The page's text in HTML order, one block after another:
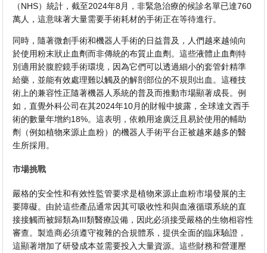
（NHS）統計，截至2024年8月，非緊急治療的候診名單已達760
萬人，這意味著大量需要手術耗材的手術正在等待進行。
同時，隨著微創手術和機器人手術的日益普及，人們越來越傾向
於使用粉末狀止血劑而非傳統的布質止血劑。這些液體止血劑特
別適用於腹腔鏡手術環境，因為它們可以透過細小的套管針精準
給藥，並能有效處理難以觸及的解剖部位的不規則出血。這種技
術上的兼容性正隨著機器人系統的普及而推動市場顯著成長。例
如，直覺外科公司在其2024年10月的財報中披露，全球達文西手
術的數量年增約18%。這表明，依賴用途廣泛且易於使用的輔助
劑（例如植物來源止血粉）的機器人手術平台正被越來越多的醫
生所採用。
市場挑戰
嚴格的安全性和有效性監管要求是植物來源止血粉市場發展的主
要障礙。由於這些產品通常因其可吸收性和與血液循環系統的直
接接觸而被歸類為III類醫療設備，因此必須接受嚴格的生物相容性
審查。製造商必須遵守複雜的合規體系，提供全面的臨床驗證，
這顯著增加了研發成本並需要投入大量資源。這些財務和營運壓